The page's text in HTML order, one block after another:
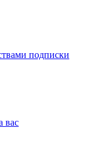
подписки
вас